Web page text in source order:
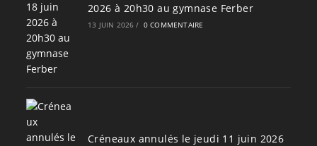
2026 à 20h30 au gymnase Ferber
13 JUIN 2026 / 0 COMMENTAIRE
Créneaux annulés le jeudi 11 juin 2026